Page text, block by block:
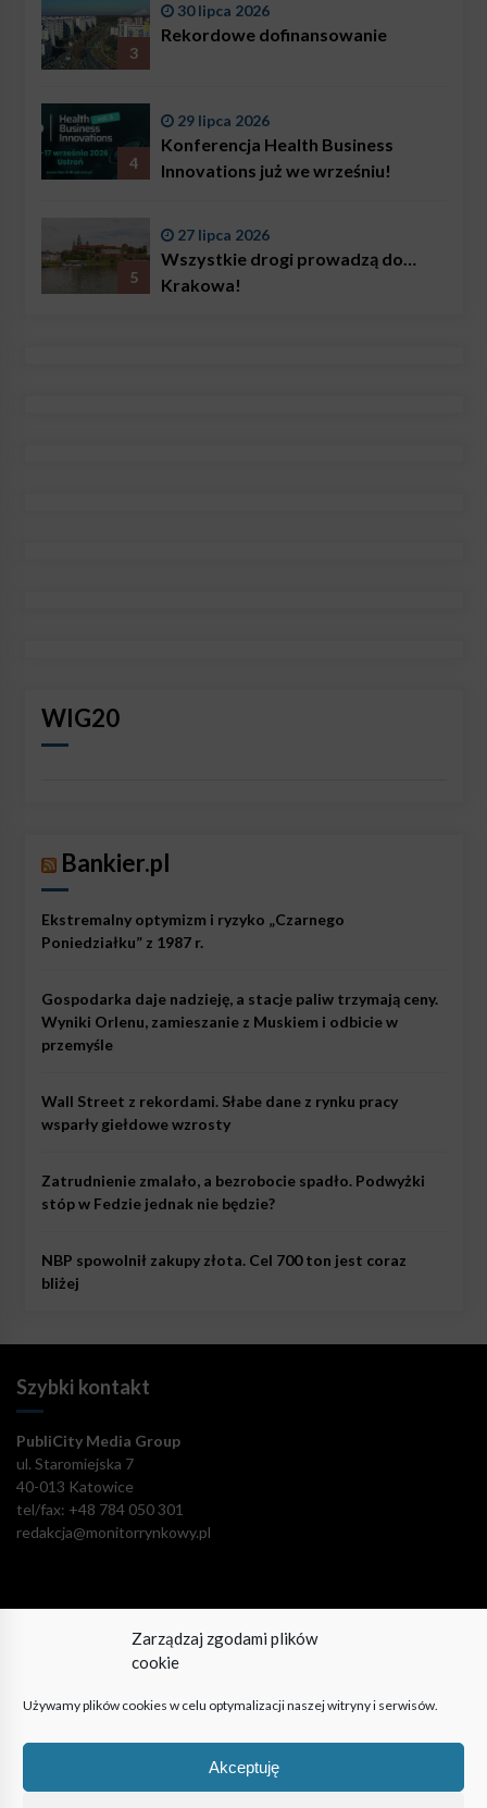
Zarządzaj zgodami plików
cookie
Używamy plików cookies w celu optymalizacji naszej witryny i serwisów.
Akceptuję
problemem są nie tylko choroby
3
30 lipca 2026
Rekordowe dofinansowanie
4
29 lipca 2026
Konferencja Health Business
Innovations już we wrześniu!
5
27 lipca 2026
Wszystkie drogi prowadzą do…
Krakowa!
WIG20
Bankier.pl
Ekstremalny optymizm i ryzyko „Czarnego
Poniedziałku” z 1987 r.
Gospodarka daje nadzieję, a stacje paliw trzymają ceny.
Wyniki Orlenu, zamieszanie z Muskiem i odbicie w
przemyśle
Wall Street z rekordami. Słabe dane z rynku pracy
wsparły giełdowe wzrosty
Zatrudnienie zmalało, a bezrobocie spadło. Podwyżki
stóp w Fedzie jednak nie będzie?
NBP spowolnił zakupy złota. Cel 700 ton jest coraz
bliżej
Szybki kontakt
PubliCity Media Group
ul. Staromiejska 7
40-013 Katowice
tel/fax: +48 784 050 301
redakcja@monitorrynkowy.pl
Pozostańmy w kontakcie!
© PubliCity Media Group 2009-2024. Wszystkie prawa